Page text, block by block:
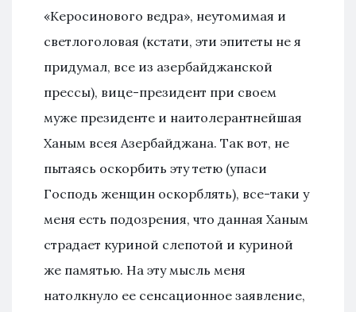
«Керосинового ведра», неутомимая и
светлоголовая (кстати, эти эпитеты не я
придумал, все из азербайджанской
прессы), вице-президент при своем
муже президенте и наитолерантнейшая
Ханым всея Азербайджана. Так вот, не
пытаясь оскорбить эту тетю (упаси
Господь женщин оскорблять), все-таки у
меня есть подозрения, что данная Ханым
страдает куриной слепотой и куриной
же памятью. На эту мысль меня
натолкнуло ее сенсационное заявление,